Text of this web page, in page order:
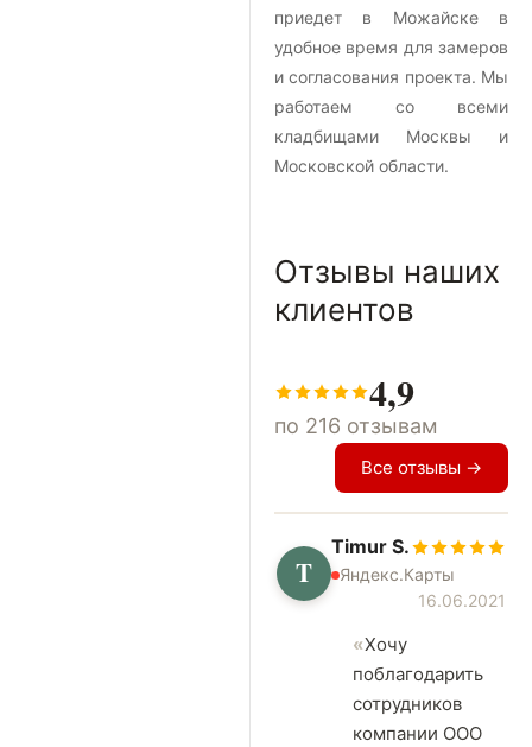
приедет в Можайске в
удобное время для замеров
и согласования проекта. Мы
работаем со всеми
кладбищами Москвы и
Московской области.
Отзывы наших
клиентов
4,9
по 216 отзывам
Все отзывы →
T
Timur S.
Яндекс.Карты
16.06.2021
Хочу
поблагодарить
сотрудников
компании ООО